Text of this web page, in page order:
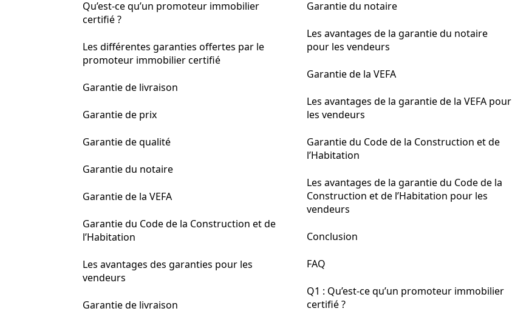
Qu’est-ce qu’un promoteur immobilier
certifié ?
Les différentes garanties offertes par le
promoteur immobilier certifié
Garantie de livraison
Garantie de prix
Garantie de qualité
Garantie du notaire
Garantie de la VEFA
Garantie du Code de la Construction et de
l’Habitation
Les avantages des garanties pour les
vendeurs
Garantie de livraison
Garantie du notaire
Les avantages de la garantie du notaire
pour les vendeurs
Garantie de la VEFA
Les avantages de la garantie de la VEFA pour
les vendeurs
Garantie du Code de la Construction et de
l’Habitation
Les avantages de la garantie du Code de la
Construction et de l’Habitation pour les
vendeurs
Conclusion
FAQ
Q1 : Qu’est-ce qu’un promoteur immobilier
certifié ?